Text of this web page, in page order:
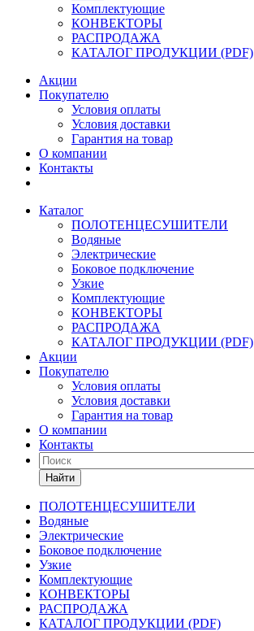
Комплектующие
КОНВЕКТОРЫ
РАСПРОДАЖА
КАТАЛОГ ПРОДУКЦИИ (PDF)
Акции
Покупателю
Условия оплаты
Условия доставки
Гарантия на товар
О компании
Контакты
Каталог
ПОЛОТЕНЦЕСУШИТЕЛИ
Водяные
Электрические
Боковое подключение
Узкие
Комплектующие
КОНВЕКТОРЫ
РАСПРОДАЖА
КАТАЛОГ ПРОДУКЦИИ (PDF)
Акции
Покупателю
Условия оплаты
Условия доставки
Гарантия на товар
О компании
Контакты
Найти
ПОЛОТЕНЦЕСУШИТЕЛИ
Водяные
Электрические
Боковое подключение
Узкие
Комплектующие
КОНВЕКТОРЫ
РАСПРОДАЖА
КАТАЛОГ ПРОДУКЦИИ (PDF)